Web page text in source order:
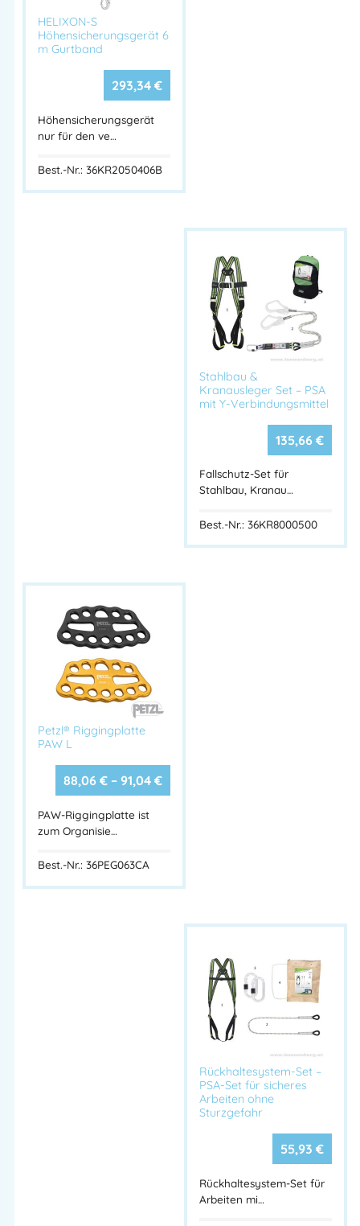
HELIXON-S
Höhensicherungsgerät 6
m Gurtband
293,34 €
Höhensicherungsgerät
nur für den ve…
Best.-Nr.: 36KR2050406B
Stahlbau &
Kranausleger Set – PSA
mit Y-Verbindungsmittel
135,66 €
Fallschutz-Set für
Stahlbau, Kranau…
Best.-Nr.: 36KR8000500
Petzl® Riggingplatte
PAW L
88,06 €– 91,04 €
PAW-Riggingplatte ist
zum Organisie…
Best.-Nr.: 36PEG063CA
Rückhaltesystem-Set –
PSA-Set für sicheres
Arbeiten ohne
Sturzgefahr
55,93 €
Rückhaltesystem-Set für
Arbeiten mi…